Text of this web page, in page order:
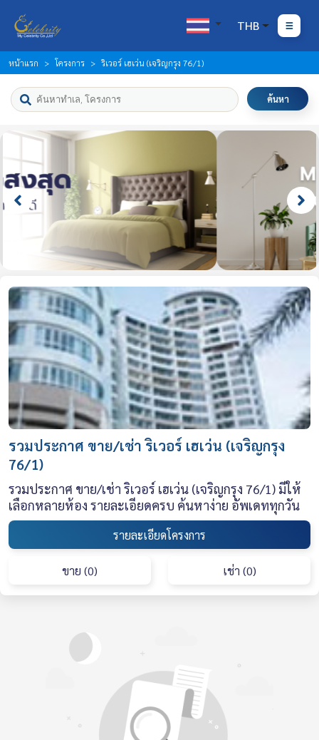
THB
หน้าแรก โครงการ ริเวอร์ เฮเว่น (เจริญกรุง 76/1)
ค้นหา
รวมประกาศ ขาย/เช่า ริเวอร์ เฮเว่น (เจริญกรุง
76/1)
รวมประกาศ ขาย/เช่า ริเวอร์ เฮเว่น (เจริญกรุง 76/1) มีให้
เลือกหลายห้อง รายละเอียดครบ ค้นหาง่าย อัพเดททุกวัน
รายละเอียดโครงการ
ขาย (0) เช่า (0)